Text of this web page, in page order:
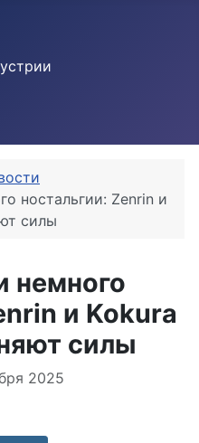
ностальгии: Zenrin и
силы
немного
и Kokura
силы
2025